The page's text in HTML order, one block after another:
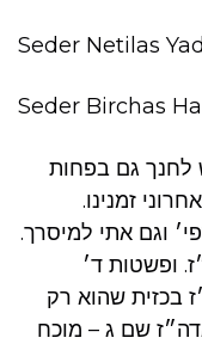
Seder Netilas
Seder Birchas
לחנך גם בפחות
זמנינו.
וגם אתי למיסרך.
ופשטות ד׳
בכזית שהוא רק
שם ג – מוכח